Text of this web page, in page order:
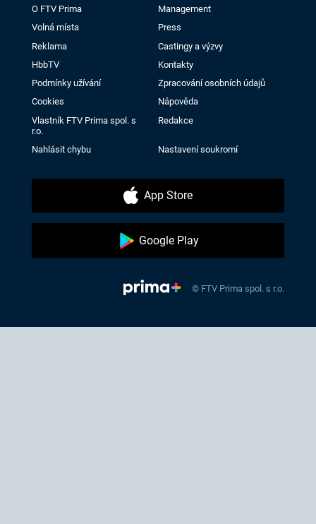
O FTV Prima
Management
Volná místa
Press
Reklama
Castingy a výzvy
HbbTV
Kontakty
Podmínky užívání
Zpracování osobních údajů
Cookies
Nápověda
Vlastník FTV Prima spol. s
r.o.
Redakce
Nahlásit chybu Nastavení soukromí
App Store
Google Play
© FTV Prima spol. s r.o.